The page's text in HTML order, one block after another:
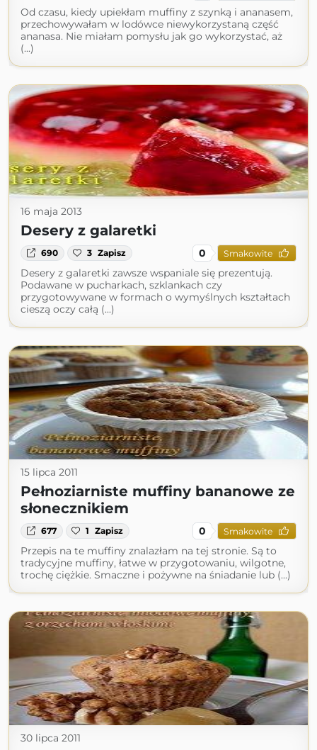
Od czasu, kiedy upiekłam muffiny z szynką i ananasem,
przechowywałam w lodówce niewykorzystaną część
ananasa. Nie miałam pomysłu jak go wykorzystać, aż
(...)
16 maja 2013
Desery z galaretki
690 3 Zapisz 0 Smakowite
Desery z galaretki zawsze wspaniale się prezentują.
Podawane w pucharkach, szklankach czy
przygotowywane w formach o wymyślnych kształtach
cieszą oczy całą (...)
15 lipca 2011
Pełnoziarniste muffiny bananowe ze
słonecznikiem
677 1 Zapisz 0 Smakowite
Przepis na te muffiny znalazłam na tej stronie. Są to
tradycyjne muffiny, łatwe w przygotowaniu, wilgotne,
trochę ciężkie. Smaczne i pożywne na śniadanie lub (...)
30 lipca 2011